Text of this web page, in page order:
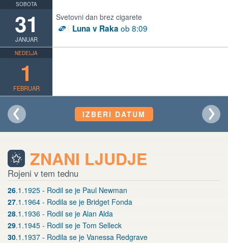
SOBOTA
31
JANUAR
Svetovni dan brez cigarete
D Luna v Raka ob 8:09
NEDELJA
1
FEBRUAR
IZBERI DATUM
ZNANI LJUDJE
Rojeni v tem tednu
26.1.1925 - Rodil se je Paul Newman
27.1.1964 - Rodila se je Bridget Fonda
28.1.1936 - Rodil se je Alan Alda
29.1.1945 - Rodil se je Tom Selleck
30.1.1937 - Rodila se je Vanessa Redgrave